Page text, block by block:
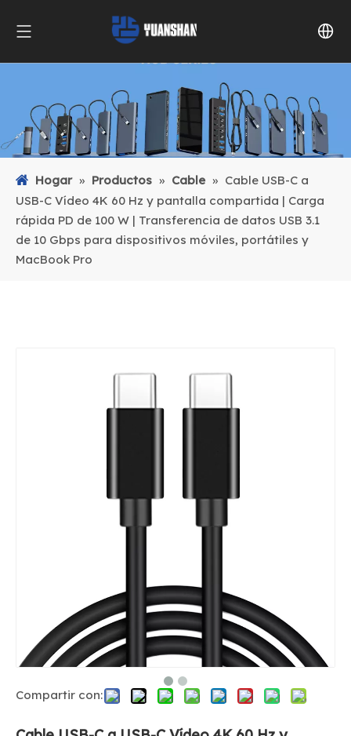
Hogar » Productos » Cable » Cable USB-C a
USB-C Vídeo 4K 60 Hz y pantalla compartida | Carga
rápida PD de 100 W | Transferencia de datos USB 3.1
de 10 Gbps para dispositivos móviles, portátiles y
MacBook Pro
Compartir con: